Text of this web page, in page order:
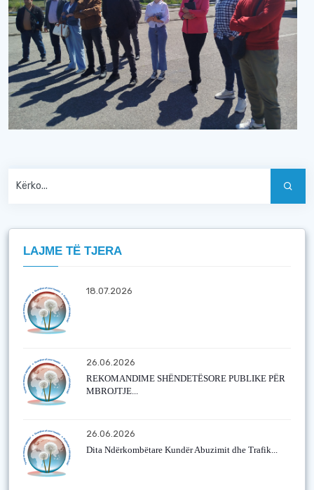
LAJME TË TJERA
18.07.2026
26.06.2026
REKOMANDIME SHËNDETËSORE PUBLIKE PËR
MBROJTJE...
26.06.2026
Dita Ndërkombëtare Kundër Abuzimit dhe Trafik...